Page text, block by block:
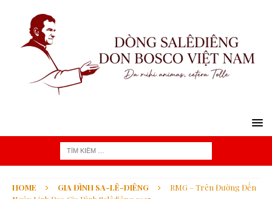
HOME GIA ĐÌNH SA-LÊ-DIÊNG
RMG – Trên Đường Đến